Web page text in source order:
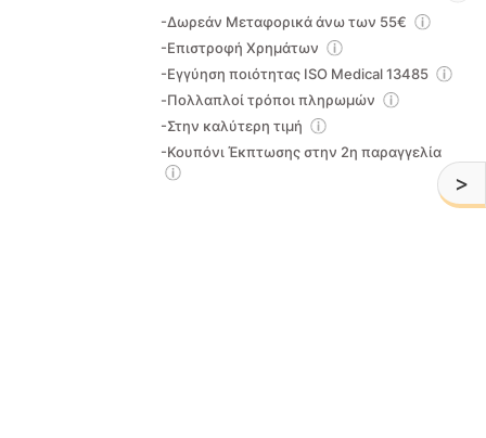
>
-Δωρεάν Μεταφορικά άνω των 55€
-Επιστροφή Χρημάτων
-Εγγύηση ποιότητας ISO Medical 13485
-Πολλαπλοί τρόποι πληρωμών
-Στην καλύτερη τιμή
-Κουπόνι Έκπτωσης στην 2η παραγγελία